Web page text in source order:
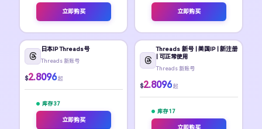
立即购买 立即购买
日本IP Threads号
Threads 新账号
$2.8096 起
库存 37
立即购买
Threads 新号 | 美国IP | 新注册
| 可正常使用
Threads 新账号
$2.8096 起
库存 17
立即购买